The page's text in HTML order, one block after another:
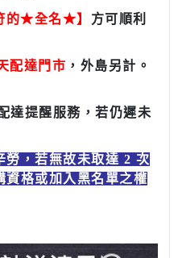
的★全名★】 方可順利
配達門市 ，外島另計。
達提醒服務，若仍遲未
勞，若無故未取達 2 次
資格或加入黑名單之權